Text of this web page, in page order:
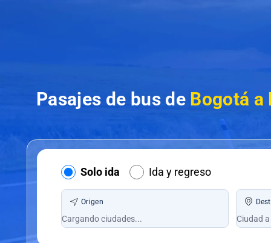
Pasajes de bus de Bogotá a
Solo ida Ida y regreso
Origen